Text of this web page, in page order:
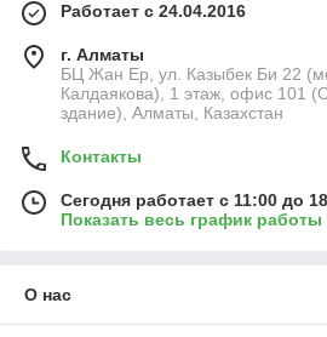
Работает с 24.04.2016
г. Алматы
БЦ Жан Ер, ул. Казыбек Би 22
Калдаякова), 1 этаж, офис 101
здание), Алматы, Казахстан
Контакты
Сегодня работает с 11:00 до
Показать весь график работы
О нас